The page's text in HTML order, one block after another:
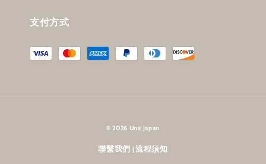
支付方式
© 2026 Una Japan
聯繫我們 |流程須知